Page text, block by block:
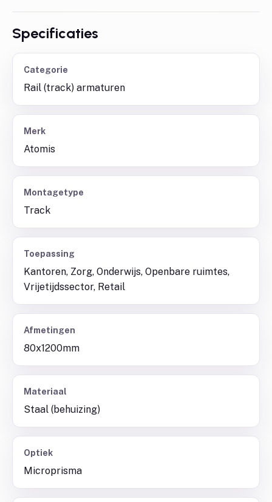
Specificaties
Categorie
Rail (track) armaturen
Merk
Atomis
Montagetype
Track
Toepassing
Kantoren, Zorg, Onderwijs, Openbare ruimtes,
Vrijetijdssector, Retail
Afmetingen
80x1200mm
Materiaal
Staal (behuizing)
Optiek
Microprisma